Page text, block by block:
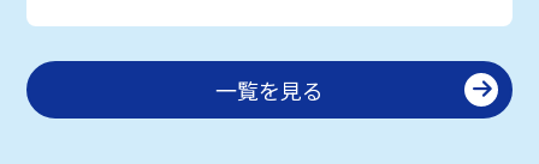
一覧を見る